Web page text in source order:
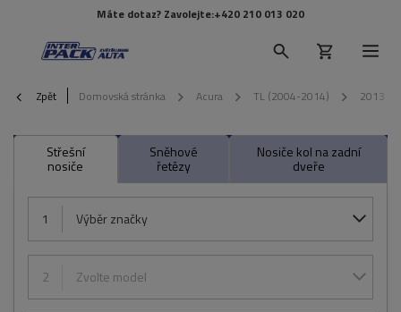
Máte dotaz? Zavolejte:+420 210 013 020
Zpět Domovská stránka Acura TL (2004-2014) 2013
Střešní
nosiče
Sněhové
řetězy
Nosiče kol na zadní
dveře
1 Výběr značky
2 Zvolte model